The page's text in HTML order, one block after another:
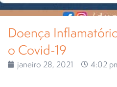
Doença
o Covid-19
janeiro 28, 2021 4:02